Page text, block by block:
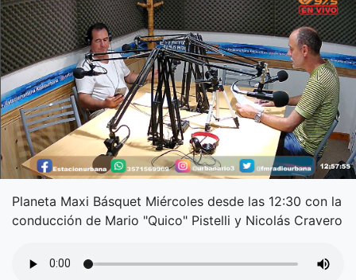
Planeta Maxi Básquet Miércoles desde las 12:30 con la
conducción de Mario "Quico" Pistelli y Nicolás Cravero